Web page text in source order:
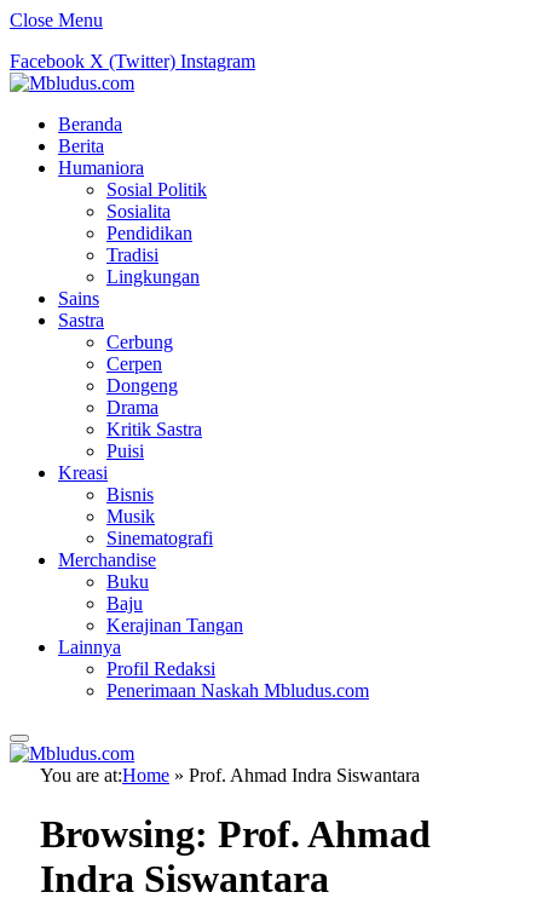
Close Menu
Facebook X (Twitter) Instagram
Beranda
Berita
Humaniora
Sosial Politik
Sosialita
Pendidikan
Tradisi
Lingkungan
Sains
Sastra
Cerbung
Cerpen
Dongeng
Drama
Kritik Sastra
Puisi
Kreasi
Bisnis
Musik
Sinematografi
Merchandise
Buku
Baju
Kerajinan Tangan
Lainnya
Profil Redaksi
Penerimaan Naskah Mbludus.com
You are at:Home » Prof. Ahmad Indra Siswantara
Browsing: Prof. Ahmad
Indra Siswantara